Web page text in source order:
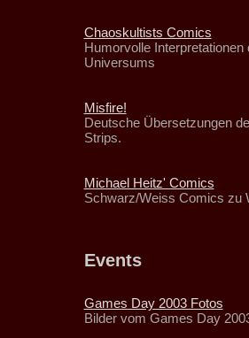
Chaoskultists Comics
Humorvolle
Universums
Misfire!
Deutsche Übersetzungen
Strips.
Michael Heitz' Comics
Schwarz/Weiss Comics zu
Events
Games Day 2003 Fotos
Bilder vom Games Day